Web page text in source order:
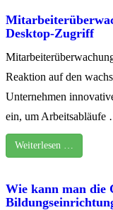
Desktop-Zugriff
Reaktion auf den
Unternehmen
ein, um Arbeitsabläufe
Weiterlesen …
Wie kann man die